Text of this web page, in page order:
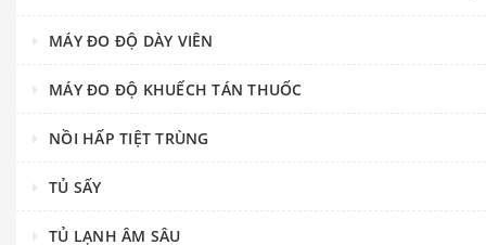
MÁY ĐO ĐỘ DÀY VIÊN
MÁY ĐO ĐỘ KHUẾCH TÁN THUỐC
NỒI HẤP TIỆT TRÙNG
TỦ SẤY
TỦ LẠNH ÂM SÂU